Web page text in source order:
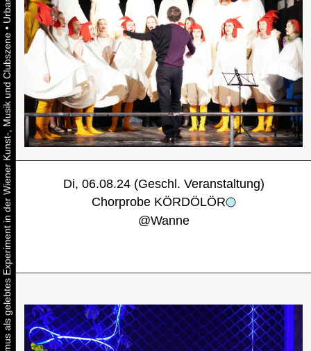
Urbaner Aktivismus als gelebtes Experiment in der Wiener Kunst-, Musik und Clubszene
•
Di, 06.08.24 (Geschl. Veranstaltung)
Chorprobe KÖRDÖLÖR
@Wanne